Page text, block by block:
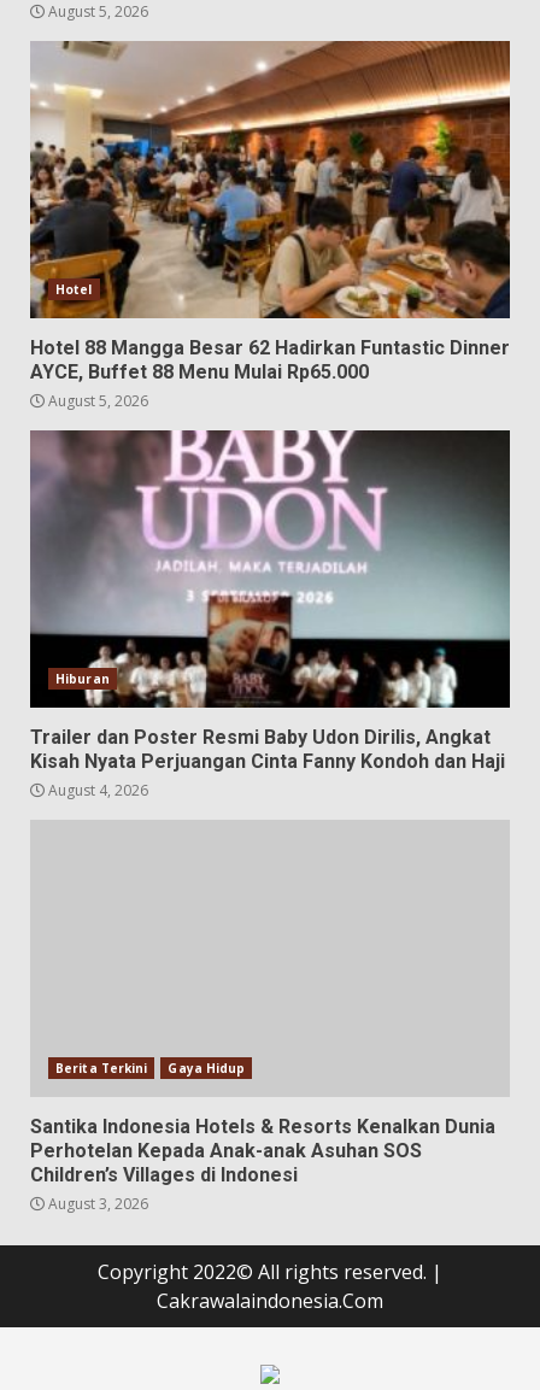
August 5, 2026
Hotel
Hotel 88 Mangga Besar 62 Hadirkan Funtastic Dinner
AYCE, Buffet 88 Menu Mulai Rp65.000
August 5, 2026
Hiburan
Trailer dan Poster Resmi Baby Udon Dirilis, Angkat
Kisah Nyata Perjuangan Cinta Fanny Kondoh dan Haji
August 4, 2026
Berita Terkini Gaya Hidup
Santika Indonesia Hotels & Resorts Kenalkan Dunia
Perhotelan Kepada Anak-anak Asuhan SOS
Children’s Villages di Indonesi
August 3, 2026
Copyright 2022© All rights reserved. |
Cakrawalaindonesia.Com